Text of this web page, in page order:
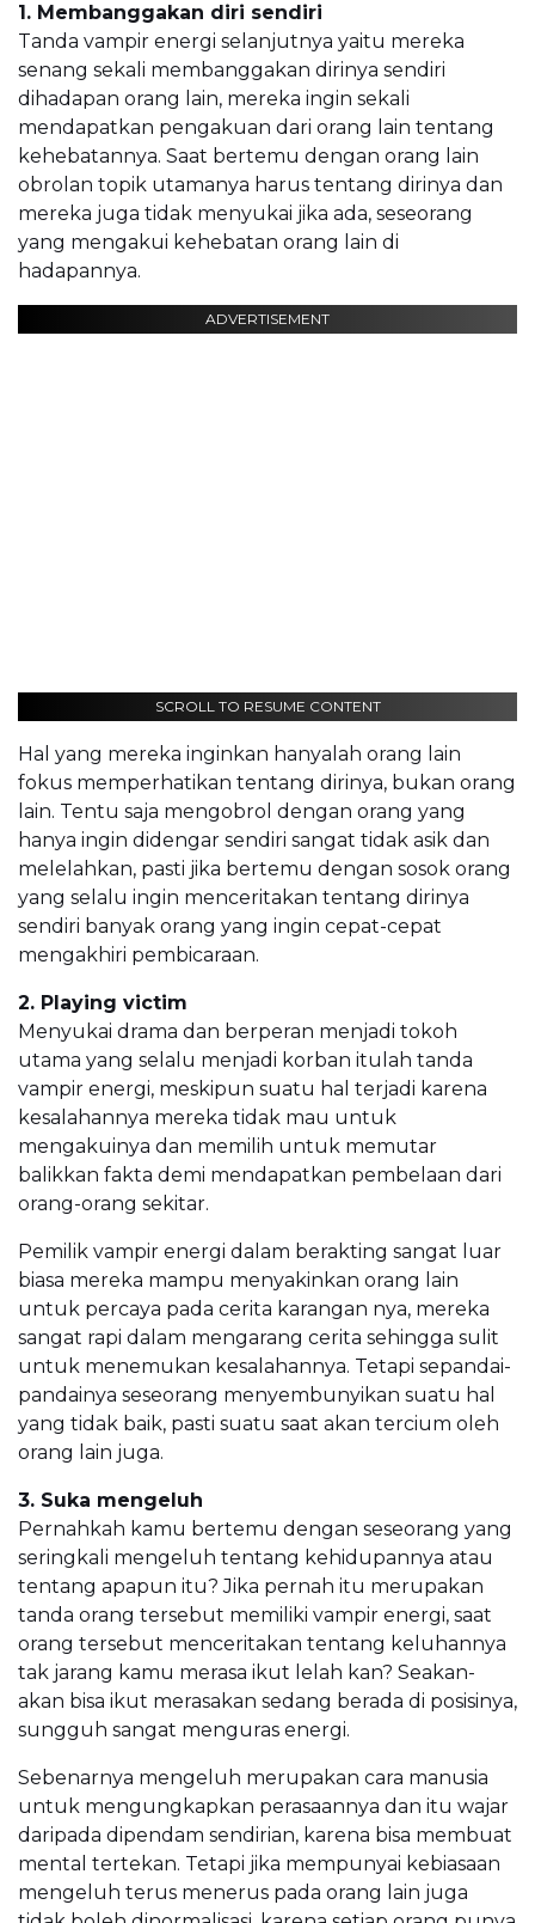
1. Membanggakan diri sendiri
Tanda vampir energi selanjutnya yaitu mereka
senang sekali membanggakan dirinya sendiri
dihadapan orang lain, mereka ingin sekali
mendapatkan pengakuan dari orang lain tentang
kehebatannya. Saat bertemu dengan orang lain
obrolan topik utamanya harus tentang dirinya dan
mereka juga tidak menyukai jika ada, seseorang
yang mengakui kehebatan orang lain di
hadapannya.
ADVERTISEMENT
SCROLL TO RESUME CONTENT
Hal yang mereka inginkan hanyalah orang lain
fokus memperhatikan tentang dirinya, bukan orang
lain. Tentu saja mengobrol dengan orang yang
hanya ingin didengar sendiri sangat tidak asik dan
melelahkan, pasti jika bertemu dengan sosok orang
yang selalu ingin menceritakan tentang dirinya
sendiri banyak orang yang ingin cepat-cepat
mengakhiri pembicaraan.
2. Playing victim
Menyukai drama dan berperan menjadi tokoh
utama yang selalu menjadi korban itulah tanda
vampir energi, meskipun suatu hal terjadi karena
kesalahannya mereka tidak mau untuk
mengakuinya dan memilih untuk memutar
balikkan fakta demi mendapatkan pembelaan dari
orang-orang sekitar.
Pemilik vampir energi dalam berakting sangat luar
biasa mereka mampu menyakinkan orang lain
untuk percaya pada cerita karangan nya, mereka
sangat rapi dalam mengarang cerita sehingga sulit
untuk menemukan kesalahannya. Tetapi sepandai-
pandainya seseorang menyembunyikan suatu hal
yang tidak baik, pasti suatu saat akan tercium oleh
orang lain juga.
3. Suka mengeluh
Pernahkah kamu bertemu dengan seseorang yang
seringkali mengeluh tentang kehidupannya atau
tentang apapun itu? Jika pernah itu merupakan
tanda orang tersebut memiliki vampir energi, saat
orang tersebut menceritakan tentang keluhannya
tak jarang kamu merasa ikut lelah kan? Seakan-
akan bisa ikut merasakan sedang berada di posisinya,
sungguh sangat menguras energi.
Sebenarnya mengeluh merupakan cara manusia
untuk mengungkapkan perasaannya dan itu wajar
daripada dipendam sendirian, karena bisa membuat
mental tertekan. Tetapi jika mempunyai kebiasaan
mengeluh terus menerus pada orang lain juga